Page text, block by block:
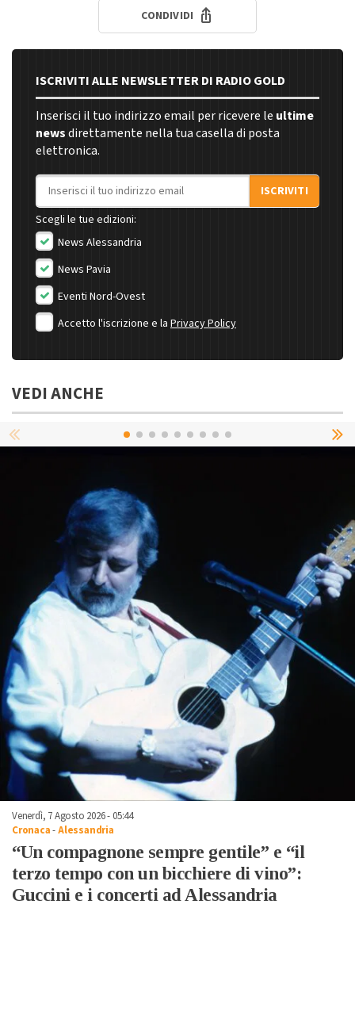
CONDIVIDI
ISCRIVITI ALLE NEWSLETTER DI RADIO GOLD
Inserisci il tuo indirizzo email per ricevere le ultime
newsdirettamente nella tua casella di posta
elettronica.
Indirizzo email
ISCRIVITI
Scegli le tue edizioni:
News Alessandria
News Pavia
Eventi Nord-Ovest
Accetto l'iscrizione e la Privacy Policy
VEDI ANCHE
Venerdì, 7 Agosto 2026 - 05:44
Cronaca-Alessandria
“Un compagnone sempre gentile” e “il
terzo tempo con un bicchiere di vino”:
Guccini e i concerti ad Alessandria